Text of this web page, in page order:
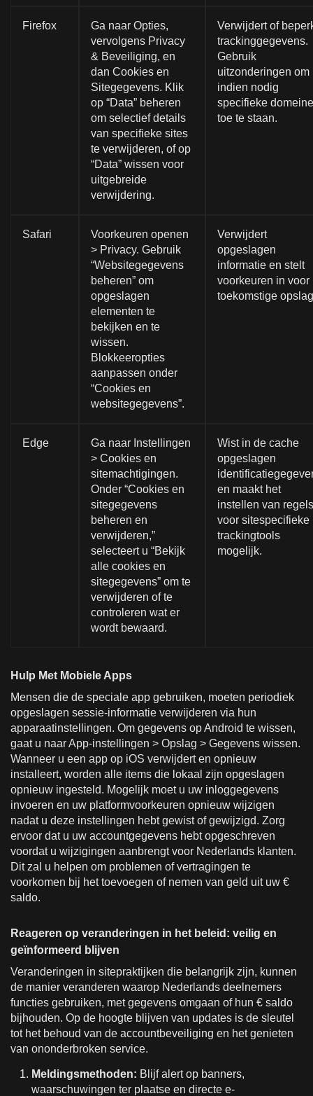
Firefox
Ga naar Opties,
vervolgens Privacy
& Beveiliging, en
dan Cookies en
Sitegegevens. Klik
op “Data” beheren
om selectief details
van specifieke sites
te verwijderen, of op
“Data” wissen voor
uitgebreide
verwijdering.
Verwijdert of
trackinggegevens.
Gebruik
uitzonderingen om
indien nodig
specifieke
toe te staan.
Safari
Voorkeuren openen
> Privacy. Gebruik
“Websitegegevens
beheren” om
opgeslagen
elementen te
bekijken en te
wissen.
Blokkeeropties
aanpassen onder
“Cookies en
websitegegevens”.
Verwijdert
opgeslagen
informatie en stelt
voorkeuren in voor
toekomstige
Edge
Ga naar Instellingen
> Cookies en
sitemachtigingen.
Onder “Cookies en
sitegegevens
beheren en
verwijderen,”
selecteert u “Bekijk
alle cookies en
sitegegevens” om te
verwijderen of te
controleren wat er
wordt bewaard.
Wist in de cache
opgeslagen
en maakt het
instellen van regels
voor sitespecifieke
trackingtools
mogelijk.
Hulp Met Mobiele Apps
Mensen die de speciale app gebruiken, moeten periodiek
opgeslagen sessie-informatie verwijderen via hun
apparaatinstellingen. Om gegevens op Android te wissen,
gaat u naar App-instellingen > Opslag > Gegevens wissen.
Wanneer u een app op iOS verwijdert en opnieuw
installeert, worden alle items die lokaal zijn opgeslagen
opnieuw ingesteld. Mogelijk moet u uw inloggegevens
invoeren en uw platformvoorkeuren opnieuw wijzigen
nadat u deze instellingen hebt gewist of gewijzigd. Zorg
ervoor dat u uw accountgegevens hebt opgeschreven
voordat u wijzigingen aanbrengt voor Nederlands klanten.
Dit zal u helpen om problemen of vertragingen te
voorkomen bij het toevoegen of nemen van geld uit uw €
saldo.
Reageren op veranderingen in het beleid: veilig en
geïnformeerd blijven
Veranderingen in sitepraktijken die belangrijk zijn, kunnen
de manier veranderen waarop Nederlands deelnemers
functies gebruiken, met gegevens omgaan of hun € saldo
bijhouden. Op de hoogte blijven van updates is de sleutel
tot het behoud van de accountbeveiliging en het genieten
van ononderbroken service.
Meldingsmethoden: Blijf alert op banners,
waarschuwingen ter plaatse en directe e-